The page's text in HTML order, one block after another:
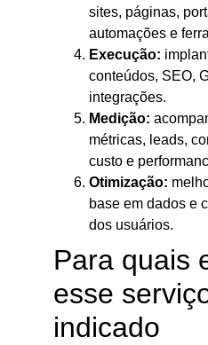
sites, páginas,
automações e
Execução:
conteúdos, SEO,
integrações.
Medição:
métricas, leads,
custo e
Otimização:
base em dados e
dos usuários.
Para quais
esse
indicado